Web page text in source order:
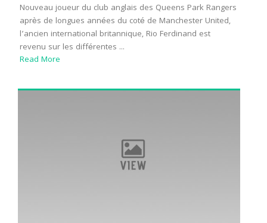
Nouveau joueur du club anglais des Queens Park Rangers
après de longues années du coté de Manchester United,
l’ancien international britannique, Rio Ferdinand est
revenu sur les différentes ...
Read More